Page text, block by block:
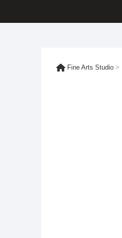
Fine Arts Studio >